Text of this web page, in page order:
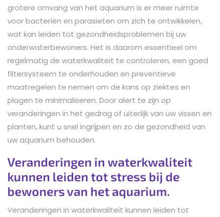
grotere omvang van het aquarium is er meer ruimte
voor bacteriën en parasieten om zich te ontwikkelen,
wat kan leiden tot gezondheidsproblemen bij uw
onderwaterbewoners. Het is daarom essentieel om
regelmatig de waterkwaliteit te controleren, een goed
filtersysteem te onderhouden en preventieve
maatregelen te nemen om de kans op ziektes en
plagen te minimaliseren. Door alert te zijn op
veranderingen in het gedrag of uiterlijk van uw vissen en
planten, kunt u snel ingrijpen en zo de gezondheid van
uw aquarium behouden.
Veranderingen in waterkwaliteit
kunnen leiden tot stress bij de
bewoners van het aquarium.
Veranderingen in waterkwaliteit kunnen leiden tot